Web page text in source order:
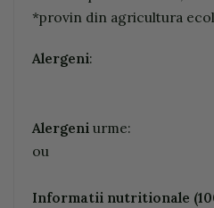
*provin din agricultura
Alergeni:
Alergeni urme:
ou
Informatii nutritionale